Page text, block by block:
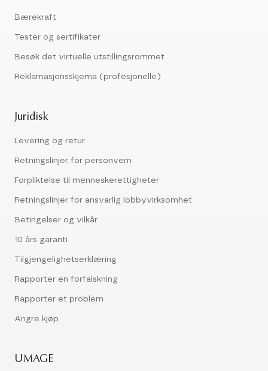
Bærekraft
Tester og sertifikater
Besøk det virtuelle utstillingsrommet
Reklamasjonsskjema (profesjonelle)
Juridisk
Levering og retur
Retningslinjer for personvern
Forpliktelse til menneskerettigheter
Retningslinjer for ansvarlig lobbyvirksomhet
Betingelser og vilkår
10 års garanti
Tilgjengelighetserklæring
Rapporter en forfalskning
Rapporter et problem
Angre kjøp
UMAGE